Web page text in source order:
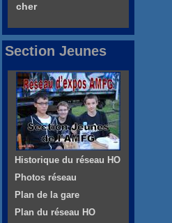
cher
Section Jeunes
Historique du réseau HO
Photos réseau
Plan de la gare
Plan du réseau HO